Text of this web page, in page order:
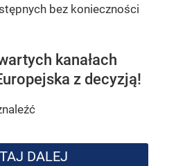
bez konieczności
kanałach
z decyzją!
DALEJ